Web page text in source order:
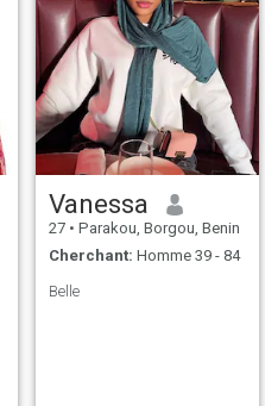
Vanessa
27 • Parakou, Borgou, Benin
Cherchant: Homme 39 - 84
Belle